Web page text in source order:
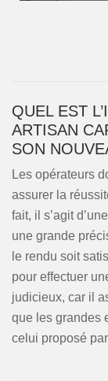
QUEL EST
ARTISAN
SON
Les opérateurs
assurer la
fait, il s’agit
une grande
le rendu soit
pour effectuer
judicieux, car il
que les grandes
celui proposé